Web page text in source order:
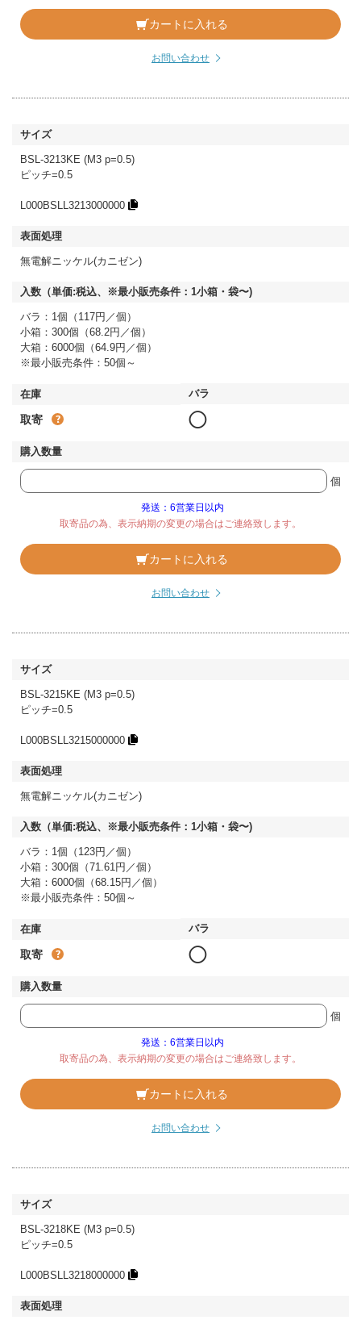
カートに入れる
お問い合わせ
BSL-3213KE (M3 p=0.5)
ピッチ=0.5
L000BSLL3213000000
無電解ニッケル(カニゼン)
バラ：1個（117円／個）
小箱：300個（68.2円／個）
大箱：6000個（64.9円／個）
※最小販売条件：50個～
取寄 ◯
個
発送：6営業日以内
取寄品の為、表示納期の変更の場合はご連絡致します。
カートに入れる
お問い合わせ
BSL-3215KE (M3 p=0.5)
ピッチ=0.5
L000BSLL3215000000
無電解ニッケル(カニゼン)
バラ：1個（123円／個）
小箱：300個（71.61円／個）
大箱：6000個（68.15円／個）
※最小販売条件：50個～
取寄 ◯
個
発送：6営業日以内
取寄品の為、表示納期の変更の場合はご連絡致します。
カートに入れる
お問い合わせ
BSL-3218KE (M3 p=0.5)
ピッチ=0.5
L000BSLL3218000000